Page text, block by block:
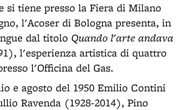
si tiene presso la Fiera di Milano
l'Acoser di Bologna presenta, in
dal titolo Quando l'arte andava
l'esperienza artistica di quattro
l'Officina del Gas.
e agosto del 1950 Emilio Contini
Ravenda (1928-2014), Pino